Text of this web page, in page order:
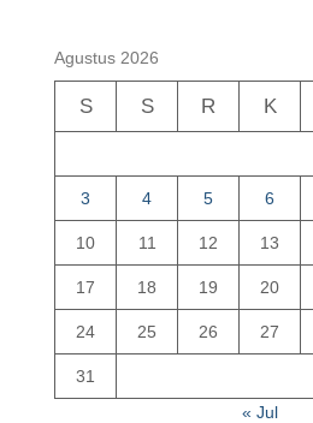
Agustus 2026
S S R K
3 4 5 6
10 11 12 13
17 18 19 20
24 25 26 27
31
« Jul